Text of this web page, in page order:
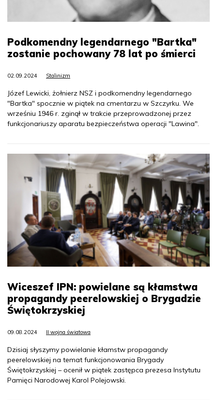
Podkomendny legendarnego "Bartka"
zostanie pochowany 78 lat po śmierci
02.09.2024 Stalinizm
Józef Lewicki, żołnierz NSZ i podkomendny legendarnego
"Bartka" spocznie w piątek na cmentarzu w Szczyrku. We
wrześniu 1946 r. zginął w trakcie przeprowadzonej przez
funkcjonariuszy aparatu bezpieczeństwa operacji "Lawina".
Wiceszef IPN: powielane są kłamstwa
propagandy peerelowskiej o Brygadzie
Świętokrzyskiej
09.08.2024 II wojna światowa
Dzisiaj słyszymy powielanie kłamstw propagandy
peerelowskiej na temat funkcjonowania Brygady
Świętokrzyskiej – ocenił w piątek zastępca prezesa Instytutu
Pamięci Narodowej Karol Polejowski.